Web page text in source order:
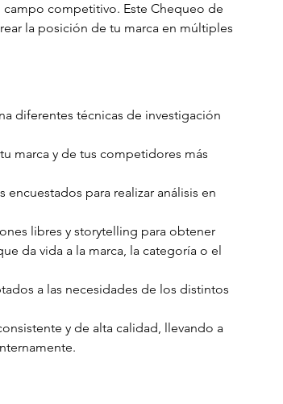
competitivo. Este Chequeo de
la posición de tu marca en múltiples
diferentes técnicas de investigación
marca y de tus competidores más
para realizar análisis en
libres y storytelling para obtener
da vida a la marca, la categoría o el
a las necesidades de los distintos
y de alta calidad, llevando a